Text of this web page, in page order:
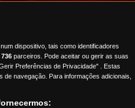
dispositivo, tais como identificadores
736 parceiros. Pode aceitar ou gerir as suas
Preferências de Privacidade" . Estas
navegação. Para informações adicionais,